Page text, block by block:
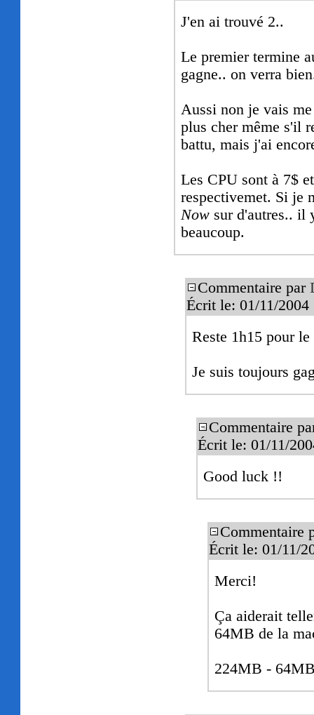
J'en ai trouvé 2..
Le premier termine
gagne.. on verra
Aussi non je vais
plus cher même s'il
battu, mais j'ai
Les CPU sont à 7$
respectivemet. Si je
Now sur d'autres.. il
beaucoup.
Commentaire par
Écrit le: 01/11/2004
Reste 1h15 pour
Je suis toujours
Commentaire
Écrit le: 01/11/
Good luck !!
Commentaire
Écrit le: 01/11/
Merci!
Ça aiderait
64MB de la
224MB -